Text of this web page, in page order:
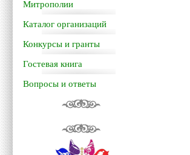
Митрополии
Каталог организаций
Конкурсы и гранты
Гостевая книга
Вопросы и ответы